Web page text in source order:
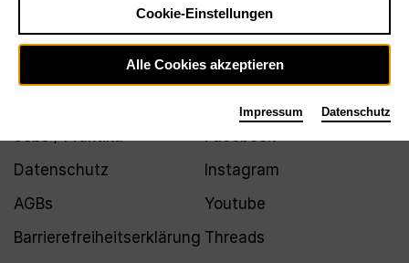
Jobs / Praktika
Datenschutz
AGBs
Barrierefreiheitserklärung
Facebook
Instagram
Youtube
Threads
Cookie-Einstellungen
Alle Cookies akzeptieren
Impressum Datenschutz